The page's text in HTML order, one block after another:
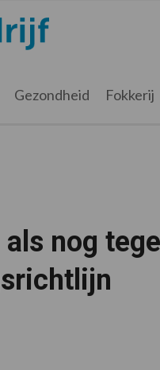
Gezondheid Fokkerij
nog